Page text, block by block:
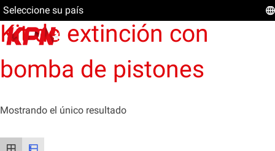
Seleccione su país
Kit de extinción con
bomba de pistones
Mostrando el único resultado